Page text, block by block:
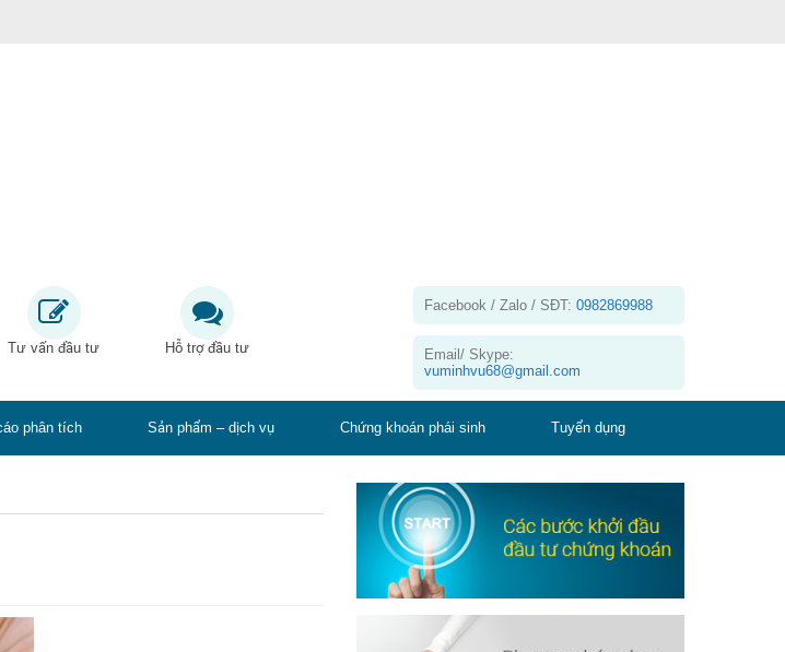
Tư vấn đầu tư Hỗ trợ đầu tư
Facebook / Zalo / SĐT: 0982869988
Email/ Skype:
vuminhvu68@gmail.com
phân tích Sản phẩm – dịch vụ Chứng khoán phái sinh Tuyển dụng